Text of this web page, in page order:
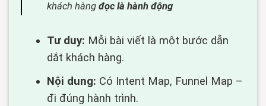
khách hàng đọc là hành động
Tư duy: Mỗi bài viết là một bước dẫn
dắt khách hàng.
Nội dung: Có Intent Map, Funnel Map –
đi đúng hành trình.